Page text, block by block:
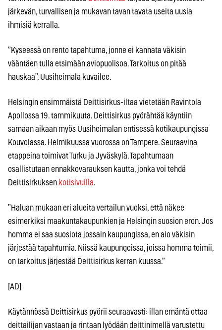
järkevän, turvallisen ja mukavan tavan tavata useita uusia
ihmisiä kerralla.
”Kyseessä on rento tapahtuma, jonne ei kannata väkisin
vääntäen tulla etsimään aviopuolisoa. Tarkoitus on pitää
hauskaa”, Uusiheimala kuvailee.
Helsingin ensimmäistä Deittisirkus-iltaa vietetään Ravintola
Apollossa 19. tammikuuta. Deittisirkus pyörähtää käyntiin
samaan aikaan myös Uusiheimalan entisessä kotikaupungissa
Kouvolassa. Helmikuussa vuorossa on Tampere. Seuraavina
etappeina toimivat Turku ja Jyväskylä. Tapahtumaan
osallistutaan ennakkovarauksen kautta, jonka voi tehdä
Deittisirkuksen kotisivuilla.
”Haluan mukaan eri alueita vertailun vuoksi, että näkee
esimerkiksi maakuntakaupunkien ja Helsingin suosion eron. Jos
homma ei saa suosiota jossain kaupungissa, en aio väkisin
järjestää tapahtumia. Niissä kaupungeissa, joissa homma toimii,
on tarkoitus järjestää Deittisirkus kerran kuussa.”
[AD]
Käytännössä Deittisirkus pyörii seuraavasti: illan emäntä ottaa
deittailijan vastaan ja rintaan lyödään deittinimellä varustettu